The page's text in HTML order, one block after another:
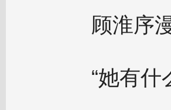
顾淮序
“她有什